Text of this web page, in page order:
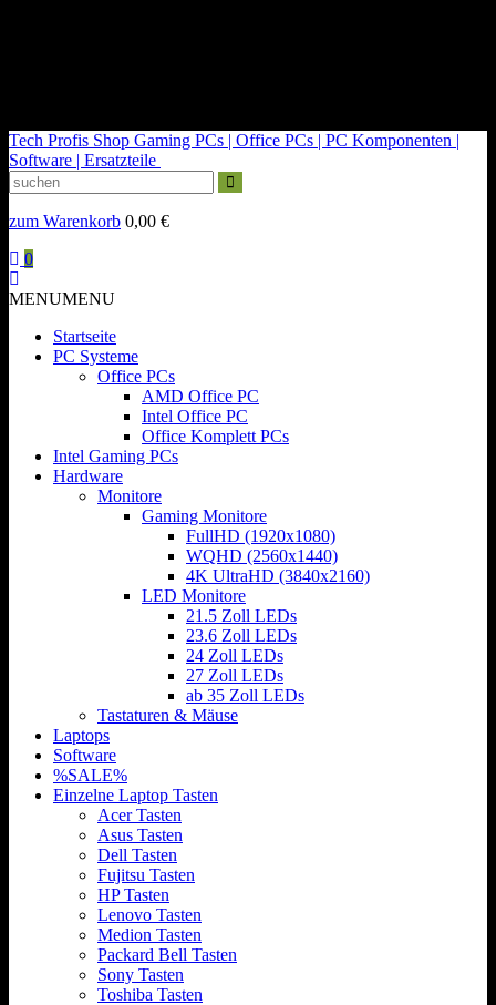
Tech Profis Shop Gaming PCs | Office PCs | PC Komponenten |
Software | Ersatzteile
zum Warenkorb 0,00 €
0
MENUMENU
Startseite
PC Systeme
Office PCs
AMD Office PC
Intel Office PC
Office Komplett PCs
Intel Gaming PCs
Hardware
Monitore
Gaming Monitore
FullHD (1920x1080)
WQHD (2560x1440)
4K UltraHD (3840x2160)
LED Monitore
21.5 Zoll LEDs
23.6 Zoll LEDs
24 Zoll LEDs
27 Zoll LEDs
ab 35 Zoll LEDs
Tastaturen & Mäuse
Laptops
Software
%SALE%
Einzelne Laptop Tasten
Acer Tasten
Asus Tasten
Dell Tasten
Fujitsu Tasten
HP Tasten
Lenovo Tasten
Medion Tasten
Packard Bell Tasten
Sony Tasten
Toshiba Tasten